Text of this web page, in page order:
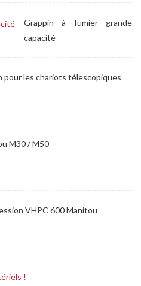
Grappin à fumier grande
capacité
pour les chariots télescopiques
M30 / M50
VHPC 600 Manitou
!